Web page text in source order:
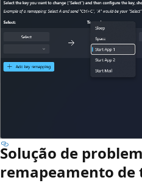
Solução de
remapeamento de